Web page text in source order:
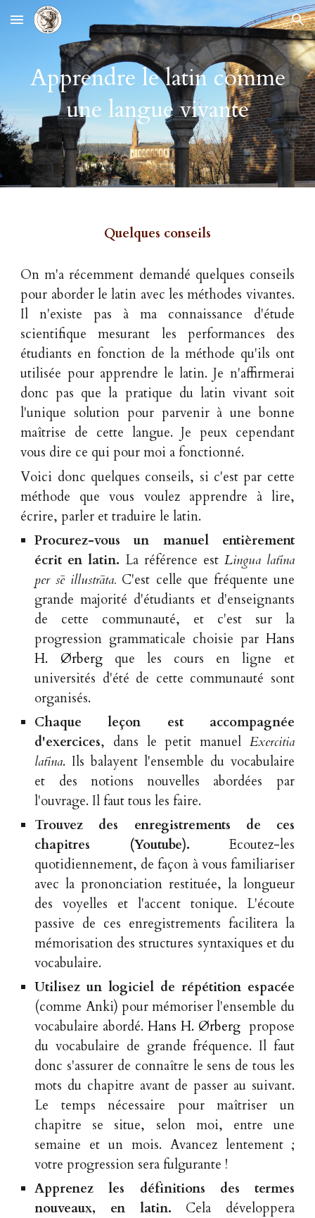
Skip to main content Skip to navigation
Apprendre le latin comme
une langue vivante
Quelques conseils
On m'a récemment demandé quelques conseils
pour aborder le latin avec les méthodes vivantes.
Il n'existe pas à ma connaissance d'étude
scientifique mesurant les performances des
étudiants en fonction de la méthode qu'ils ont
utilisée pour apprendre le latin. Je n'affirmerai
donc pas que la pratique du latin vivant soit
l'unique solution pour parvenir à une bonne
maîtrise de cette langue. Je peux cependant
vous dire ce qui pour moi a fonctionné.
Voici donc quelques conseils, si c'est par cette
méthode que vous voulez apprendre à lire,
écrire, parler et traduire le latin.
Procurez-vous un manuel entièrement
écrit en latin. La référence est Lingua latīna
per sē illustrāta. C'est celle que fréquente une
grande majorité d'étudiants et d'enseignants
de cette communauté, et c'est sur la
progression grammaticale choisie par Hans
H. Ørberg que les cours en ligne et
universités d'été de cette communauté sont
organisés.
Chaque leçon est accompagnée
d'exercices, dans le petit manuel Exercitia
latīna.Ils balayent l'ensemble du vocabulaire
et des notions nouvelles abordées par
l'ouvrage. Il faut tous les faire.
Trouvez des enregistrements de ces
chapitres (Youtube). Ecoutez-les
quotidiennement, de façon à vous familiariser
avec la prononciation restituée, la longueur
des voyelles et l'accent tonique. L'écoute
passive de ces enregistrements facilitera la
mémorisation des structures syntaxiques et du
vocabulaire.
Utilisez un logiciel de répétition espacée
(comme Anki) pour mémoriser l'ensemble du
vocabulaire abordé.Hans H. Ørberg propose
du vocabulaire de grande fréquence. Il faut
donc s'assurer de connaître le sens de tous les
mots du chapitre avant de passer au suivant.
Le temps nécessaire pour maîtriser un
chapitre se situe, selon moi, entre une
semaine et un mois. Avancez lentement ;
votre progression sera fulgurante !
Apprenez les définitions des termes
nouveaux, en latin. Cela développera